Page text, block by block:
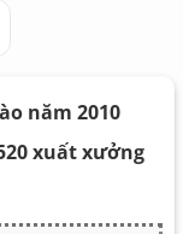
năm 2010
xuất xưởng